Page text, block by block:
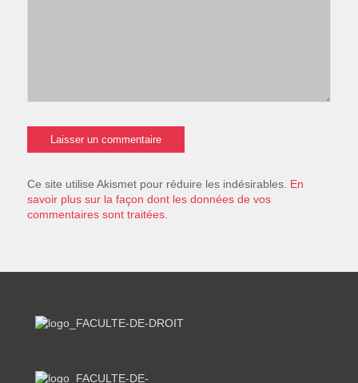
Ce site utilise Akismet pour réduire les indésirables. En
savoir plus sur la façon dont les données de vos
commentaires sont traitées.